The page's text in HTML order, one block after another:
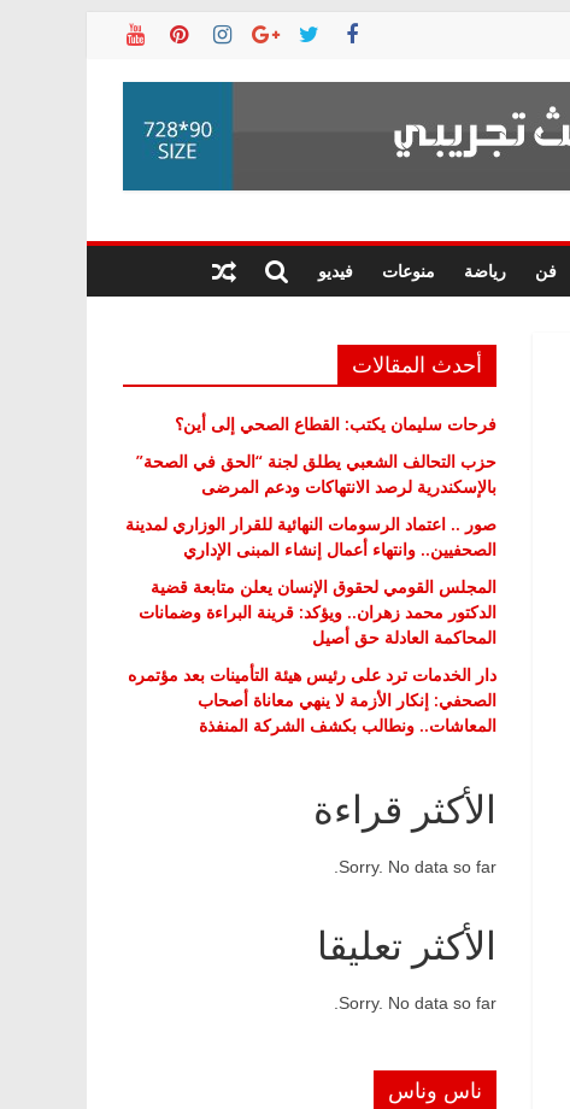
فن رياضة منوعات فيديو
أحدث المقالات
فرحات سليمان يكتب: القطاع الصحي إلى أين؟
حزب التحالف الشعبي يطلق لجنة “الحق في الصحة”
بالإسكندرية لرصد الانتهاكات ودعم المرضى
صور .. اعتماد الرسومات النهائية للقرار الوزاري لمدينة
الصحفيين.. وانتهاء أعمال إنشاء المبنى الإداري
المجلس القومي لحقوق الإنسان يعلن متابعة قضية
الدكتور محمد زهران.. ويؤكد: قرينة البراءة وضمانات
المحاكمة العادلة حق أصيل
دار الخدمات ترد على رئيس هيئة التأمينات بعد مؤتمره
الصحفي: إنكار الأزمة لا ينهي معاناة أصحاب
المعاشات.. ونطالب بكشف الشركة المنفذة
الأكثر قراءة
Sorry. No data so far.
الأكثر تعليقا
Sorry. No data so far.
ناس وناس